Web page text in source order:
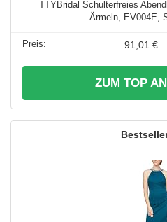
TTYBridal Schulterfreies
Ärmeln, EV004E,
91,01 €
ZUM TOP